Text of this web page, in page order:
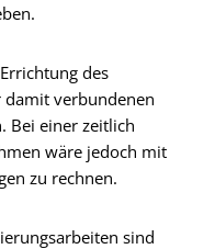
des
verbundenen
Bei einer zeitlich
wäre jedoch mit
zu rechnen.
sind